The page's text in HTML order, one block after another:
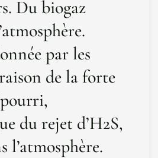
Du biogaz
par les
de la forte
du rejet d’H2S,
l’atmosphère.